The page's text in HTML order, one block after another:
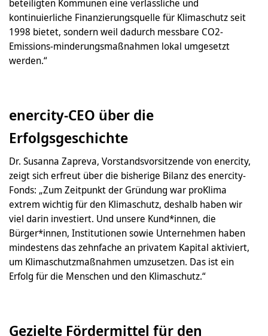
beteiligten Kommunen eine verlässliche und
kontinuierliche Finanzierungsquelle für Klimaschutz seit
1998 bietet, sondern weil dadurch messbare CO2-
Emissions-minderungsmaßnahmen lokal umgesetzt
werden.“
enercity-CEO über die
Erfolgsgeschichte
Dr. Susanna Zapreva, Vorstandsvorsitzende von enercity,
zeigt sich erfreut über die bisherige Bilanz des enercity-
Fonds: „Zum Zeitpunkt der Gründung war proKlima
extrem wichtig für den Klimaschutz, deshalb haben wir
viel darin investiert. Und unsere Kund*innen, die
Bürger*innen, Institutionen sowie Unternehmen haben
mindestens das zehnfache an privatem Kapital aktiviert,
um Klimaschutzmaßnahmen umzusetzen. Das ist ein
Erfolg für die Menschen und den Klimaschutz.“
Gezielte Fördermittel für den